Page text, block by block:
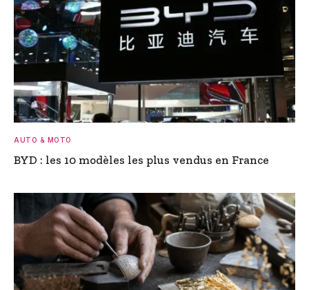
AUTO & MOTO
BYD : les 10 modèles les plus vendus en France